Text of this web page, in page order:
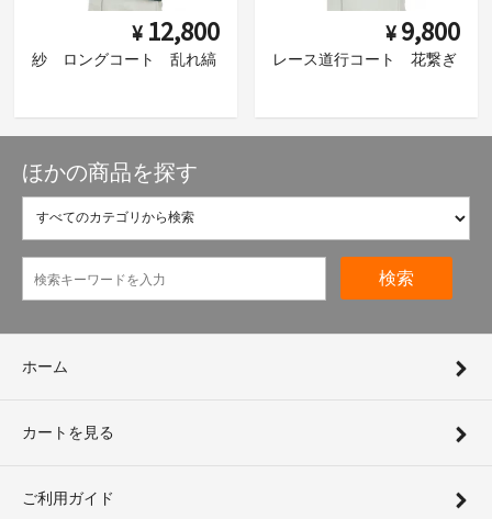
¥ 12,800
紗 ロングコート 乱れ縞
¥ 9,800
レース道行コート 花繋ぎ
ほかの商品を探す
検索
ホーム
カートを見る
ご利用ガイド